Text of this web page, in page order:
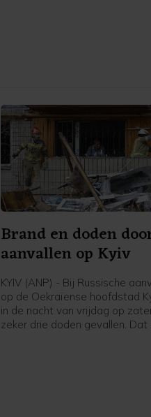
Brand en doden
aanvallen op Kyiv
KYIV (ANP) - Bij Russische
op de Oekraïense hoofdstad
in de nacht van vrijdag op
zeker drie doden gevallen. Dat